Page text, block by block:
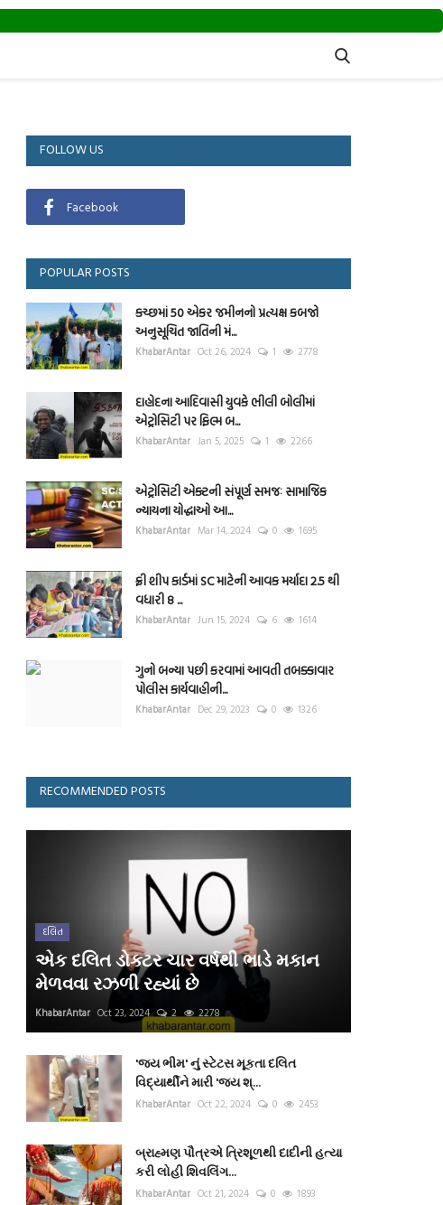
FOLLOW US
Facebook
POPULAR POSTS
કચ્છમાં 50 એકર જમીનનો પ્રત્યક્ષ કબજો
અનુસૂચિત જાતિની મં...
KhabarAntar Oct 26, 2024 1 2778
દાહોદના આદિવાસી યુવકે ભીલી બોલીમાં
એટ્રોસિટી પર ફિલ્મ બ...
KhabarAntar Jan 5, 2025 1 2266
એટ્રોસિટી એક્ટની સંપૂર્ણ સમજઃ સામાજિક
ન્યાયના યોદ્ધાઓ આ...
KhabarAntar Mar 14, 2024 0 1695
ફ્રી શીપ કાર્ડમાં SC માટેની આવક મર્યાદા 2.5 થી
વધારી 8 ...
KhabarAntar Jun 15, 2024 6 1614
ગુનો બન્યા પછી કરવામાં આવતી તબક્કાવાર
પોલીસ કાર્યવાહીની...
KhabarAntar Dec 29, 2023 0 1326
RECOMMENDED POSTS
દલિત
એક દલિત ડોક્ટર ચાર વર્ષથી ભાડે મકાન
મેળવવા રઝળી રહ્યાં છે
KhabarAntar Oct 23, 2024 2 2278
'જય ભીમ' નું સ્ટેટસ મૂકતા દલિત
વિદ્યાર્થીને મારી 'જય શ્...
KhabarAntar Oct 22, 2024 0 2453
બ્રાહ્મણ પૌત્રએ ત્રિશૂળથી દાદીની હત્યા
કરી લોહી શિવલિંગ...
KhabarAntar Oct 21, 2024 0 1893